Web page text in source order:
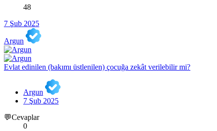
48
7 Şub 2025
Argun
Evlat edinilen (bakımı üstlenilen) çocuğa zekât verilebilir mi?
Argun
7 Şub 2025
💬Cevaplar
0